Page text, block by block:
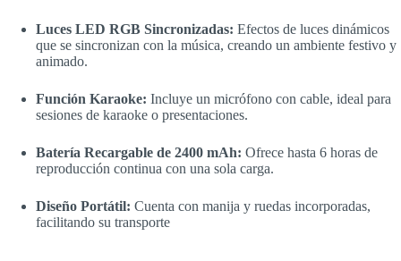
Luces LED RGB Sincronizadas: Efectos de luces dinámicos
que se sincronizan con la música, creando un ambiente festivo y
animado.
Función Karaoke: Incluye un micrófono con cable, ideal para
sesiones de karaoke o presentaciones.
Batería Recargable de 2400 mAh: Ofrece hasta 6 horas de
reproducción continua con una sola carga.
Diseño Portátil: Cuenta con manija y ruedas incorporadas,
facilitando su transporte